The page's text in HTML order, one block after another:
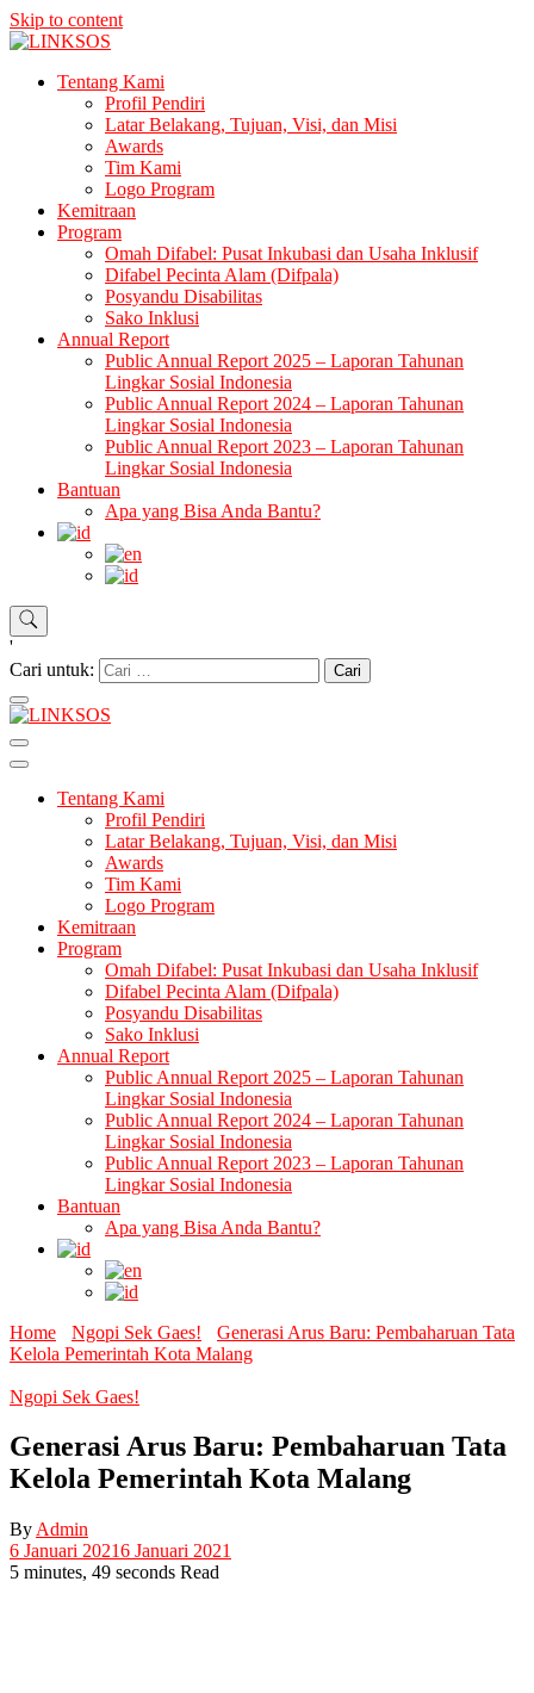
Skip to content
LINKSOSTentang Kami
Profil Pendiri
Latar Belakang, Tujuan, Visi, dan Misi
Awards
Tim Kami
Logo Program
Kemitraan
Program
Omah Difabel: Pusat Inkubasi dan Usaha Inklusif
Difabel Pecinta Alam (Difpala)
Posyandu Disabilitas
Sako Inklusi
Annual Report
Public Annual Report 2025 – Laporan Tahunan
Lingkar Sosial Indonesia
Public Annual Report 2024 – Laporan Tahunan
Lingkar Sosial Indonesia
Public Annual Report 2023 – Laporan Tahunan
Lingkar Sosial Indonesia
Bantuan
Apa yang Bisa Anda Bantu?
'
Cari untuk:
Tentang Kami
Profil Pendiri
Latar Belakang, Tujuan, Visi, dan Misi
Awards
Tim Kami
Logo Program
Kemitraan
Program
Omah Difabel: Pusat Inkubasi dan Usaha Inklusif
Difabel Pecinta Alam (Difpala)
Posyandu Disabilitas
Sako Inklusi
Annual Report
Public Annual Report 2025 – Laporan Tahunan
Lingkar Sosial Indonesia
Public Annual Report 2024 – Laporan Tahunan
Lingkar Sosial Indonesia
Public Annual Report 2023 – Laporan Tahunan
Lingkar Sosial Indonesia
Bantuan
Apa yang Bisa Anda Bantu?
Home Ngopi Sek Gaes!
Generasi Arus Baru: Pembaharuan Tata
Kelola Pemerintah Kota Malang
Ngopi Sek Gaes!
Generasi Arus Baru: Pembaharuan Tata
Kelola Pemerintah Kota Malang
By Admin
6 Januari 20216 Januari 2021
5 minutes, 49 seconds Read